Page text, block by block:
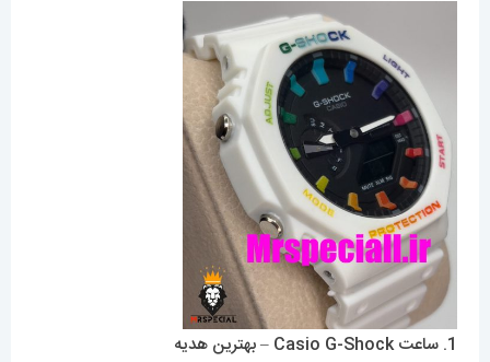
1. ساعت Casio G-Shock – بهترین هدیه